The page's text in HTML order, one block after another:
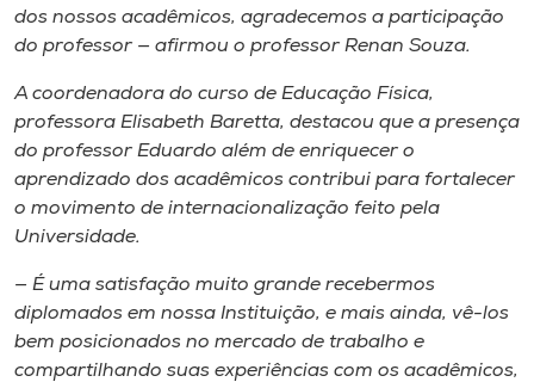
dos nossos acadêmicos, agradecemos a participação
do professor — afirmou o professor Renan Souza.
A coordenadora do curso de Educação Física,
professora Elisabeth Baretta, destacou que a presença
do professor Eduardo além de enriquecer o
aprendizado dos acadêmicos contribui para fortalecer
o movimento de internacionalização feito pela
Universidade.
— É uma satisfação muito grande recebermos
diplomados em nossa Instituição, e mais ainda, vê-los
bem posicionados no mercado de trabalho e
compartilhando suas experiências com os acadêmicos,